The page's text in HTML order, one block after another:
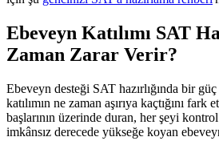
Ebeveyn Katılımı SAT
Zaman Zarar Verir?
Ebeveyn desteği SAT hazırlığında bir
katılımın ne zaman aşırıya kaçtığını
başlarının üzerinde duran, her şeyi kontrol
imkânsız derecede yükseğe koyan